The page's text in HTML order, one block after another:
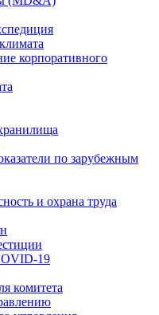
корпоративного
по зарубежным
и охрана труда
комитета